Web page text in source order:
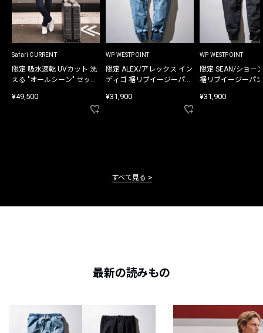
Safari CURRENT
限定 吸水速乾 UVカット 洗
える "オールシーン" セット
¥49,500
WP WESTPOINT
限定 ALEX/アレックス イン
ディゴ 裾リブイージーパン
¥31,900
WP WESTPOINT
限定 SEAN/ショー
裾リブイージーパ
¥31,900
すべて見る
最新の読みもの